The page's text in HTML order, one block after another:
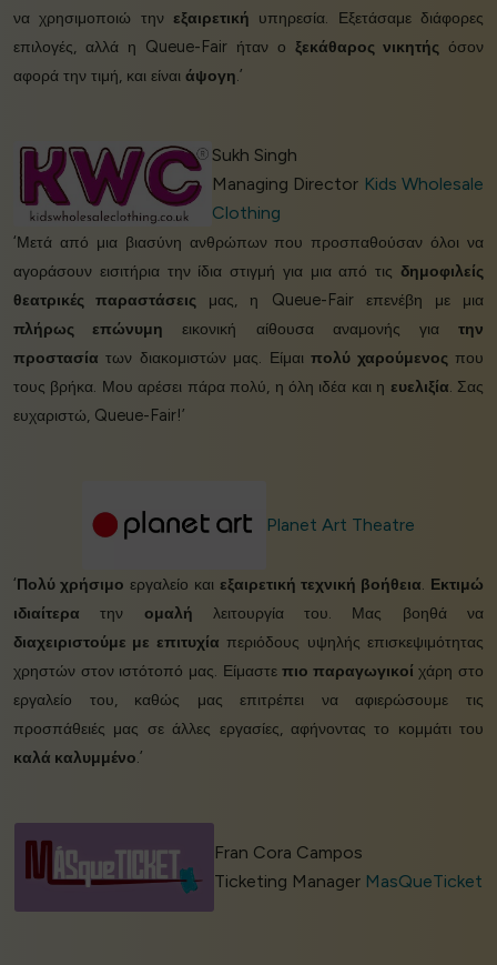
να χρησιμοποιώ την εξαιρετική υπηρεσία. Εξετάσαμε διάφορες
επιλογές, αλλά η Queue-Fair ήταν ο ξεκάθαρος νικητής όσον
αφορά την τιμή, και είναι άψογη .’
Sukh Singh
Managing Director Kids Wholesale
Clothing
‘Μετά από μια βιασύνη ανθρώπων που προσπαθούσαν όλοι να
αγοράσουν εισιτήρια την ίδια στιγμή για μια από τις δημοφιλείς
θεατρικές παραστάσεις μας, η Queue-Fair επενέβη με μια
πλήρως επώνυμη εικονική αίθουσα αναμονής γιατην
προστασία των διακομιστών μας. Είμαιπολύ χαρούμενος που
τους βρήκα. Μου αρέσει πάρα πολύ, η όλη ιδέα και η ευελιξία . Σας
ευχαριστώ, Queue-Fair!’
Planet Art Theatre
‘Πολύ χρήσιμο εργαλείο και εξαιρετική τεχνική βοήθεια Εκτιμώ
ιδιαίτερα την ομαλή λειτουργία του. Μας βοηθά να
διαχειριστούμε με επιτυχία περιόδους υψηλής επισκεψιμότητας
χρηστών στον ιστότοπό μας. Είμαστεπιο παραγωγικοί χάρη στο
εργαλείο του, καθώς μας επιτρέπει να αφιερώσουμε τις
προσπάθειές μας σε άλλες εργασίες, αφήνοντας το κομμάτι του
καλά καλυμμένο .’
Fran Cora Campos
Ticketing Manager MasQueTicket